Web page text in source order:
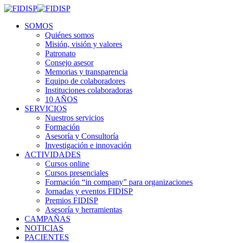
SOMOS
Quiénes somos
Misión, visión y valores
Patronato
Consejo asesor
Memorias y transparencia
Equipo de colaboradores
Instituciones colaboradoras
10 AÑOS
SERVICIOS
Nuestros servicios
Formación
Asesoría y Consultoría
Investigación e innovación
ACTIVIDADES
Cursos online
Cursos presenciales
Formación “in company” para organizaciones
Jornadas y eventos FIDISP
Premios FIDISP
Asesoría y herramientas
CAMPAÑAS
NOTICIAS
PACIENTES